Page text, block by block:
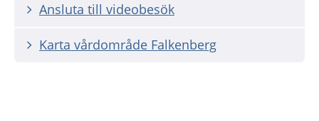
Ansluta till videobesök
Karta vårdområde Falkenberg